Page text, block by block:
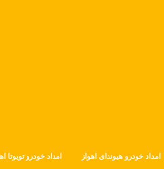
امداد خودرو هیوندای اهواز امداد خودرو تویوتا